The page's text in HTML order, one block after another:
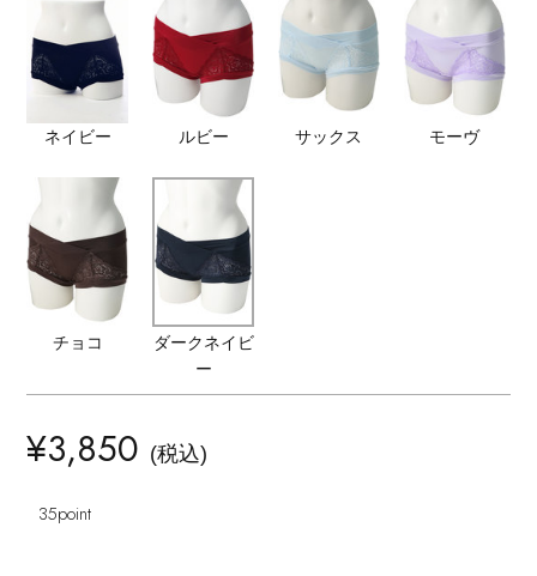
ジャケット
ニット
コート
ルームウェア・パジャマ
レインシューズ
ブーツ
ハンドバッグ
財布・小物
クラッチバッグ
ボストンバッグ
スマートフォンケース・タブレットケース
アイウェア
ベルト
グローブ
ポーチ
チャーム・ストラップ
バングル・ブレスレット
リング
コサージュ・ブローチ
アンクレット
インナー
ウェア
シューズ
バッグ・小物
水着・スイムウェア
特集一覧
NEW IN BRAND
HOT STYLE
ネイビー ルビー サックス モーヴ
チョコ
ダークネイビ
ー
¥3,850 (税込)
35point